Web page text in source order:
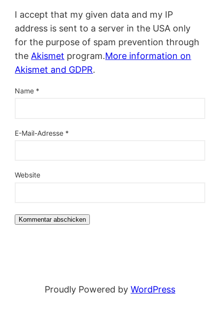
I accept that my given data and my IP
address is sent to a server in the USA only
for the purpose of spam prevention through
the Akismet program.More information on
Akismet and GDPR.
Name *
E-Mail-Adresse *
Website
Proudly Powered by WordPress